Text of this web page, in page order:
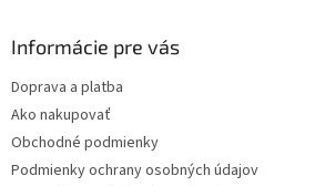
Informácie pre vás
Doprava a platba
Ako nakupovať
Obchodné podmienky
Podmienky ochrany osobných údajov